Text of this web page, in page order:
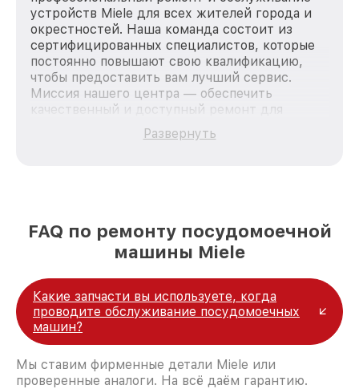
устройств Miele для всех жителей города и
окрестностей. Наша команда состоит из
сертифицированных специалистов, которые
постоянно повышают свою квалификацию,
чтобы предоставить вам лучший сервис.
Миссия нашего центра — обеспечить
качественный и доступный ремонт для
каждого пользователя продукции Miele, вне
зависимости от сложности поломки. Мы
Москве, постоянно повышая уровень доверия
и лояльности наших клиентов.
Развернуть
FAQ по ремонту посудомоечной
машины Miele
Какие запчасти вы используете, когда
проводите обслуживание посудомоечных
машин?
Мы ставим фирменные детали Miele или
проверенные аналоги. На всё даём гарантию.